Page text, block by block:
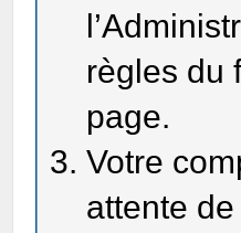
règles du
page.
Votre
attente